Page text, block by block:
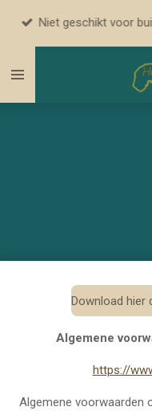
de
Niet geschikt voor
Download hier
Algemene
https://
Algemene voorwaarden